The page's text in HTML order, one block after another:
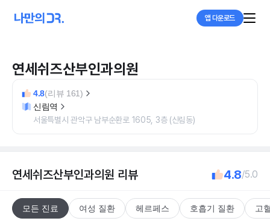
앱 다운로드
연세쉬즈산부인과의원
4.8(리뷰 161)
신림역
서울특별시 관악구 남부순환로 1605, 3층 (신림동)
연세쉬즈산부인과의원 리뷰 4.8/5.0
모든 진료 여성 질환 헤르페스 호흡기 질환 고